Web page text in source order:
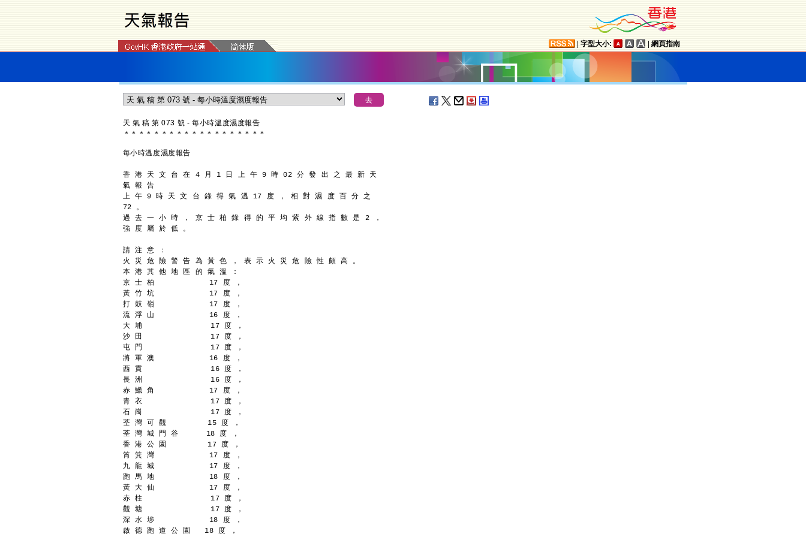
字型大小: 網頁指南
天 氣 稿 第 073 號 - 每小時溫度濕度報告
＊ ＊ ＊ ＊ ＊ ＊ ＊ ＊ ＊ ＊ ＊ ＊ ＊ ＊ ＊ ＊ ＊ ＊ ＊
每小時溫度濕度報告
香 港 天 文 台 在 4 月 1 日 上 午 9 時 02 分 發 出 之 最 新 天
氣 報 告
上 午 9 時 天 文 台 錄 得 氣 溫 17 度 ， 相 對 濕 度 百 分 之
72 。
過 去 一 小 時 ， 京 士 柏 錄 得 的 平 均 紫 外 線 指 數 是 2 ，
強 度 屬 於 低 。
請 注 意 ：
火 災 危 險 警 告 為 黃 色 ， 表 示 火 災 危 險 性 頗 高 。
本 港 其 他 地 區 的 氣 溫 ：
京 士 柏            17 度 ，
黃 竹 坑            17 度 ，
打 鼓 嶺            17 度 ，
流 浮 山            16 度 ，
大 埔               17 度 ，
沙 田               17 度 ，
屯 門               17 度 ，
將 軍 澳            16 度 ，
西 貢               16 度 ，
長 洲               16 度 ，
赤 鱲 角            17 度 ，
青 衣               17 度 ，
石 崗               17 度 ，
荃 灣 可 觀         15 度 ，
荃 灣 城 門 谷      18 度 ，
香 港 公 園         17 度 ，
筲 箕 灣            17 度 ，
九 龍 城            17 度 ，
跑 馬 地            18 度 ，
黃 大 仙            17 度 ，
赤 柱               17 度 ，
觀 塘               17 度 ，
深 水 埗            18 度 ，
啟 德 跑 道 公 園   18 度 ，